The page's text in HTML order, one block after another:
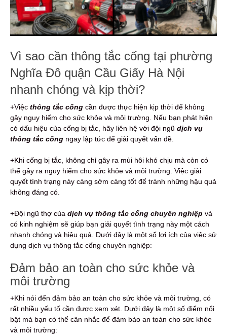
Vì sao cần thông tắc cống tại phường
Nghĩa Đô quận Cầu Giấy Hà Nội
nhanh chóng và kịp thời?
+Việc thông tắc cống cần được thực hiện kịp thời để không
gây nguy hiểm cho sức khỏe và môi trường. Nếu bạn phát hiện
có dấu hiệu của cống bị tắc, hãy liên hệ với đội ngũ dịch vụ
thông tắc cống ngay lập tức để giải quyết vấn đề.
+Khi cống bị tắc, không chỉ gây ra mùi hôi khó chịu mà còn có
thể gây ra nguy hiểm cho sức khỏe và môi trường. Việc giải
quyết tình trạng này càng sớm càng tốt để tránh những hậu quả
không đáng có.
+Đội ngũ thợ của dịch vụ thông tắc cống chuyên nghiệp và
có kinh nghiệm sẽ giúp bạn giải quyết tình trạng này một cách
nhanh chóng và hiệu quả. Dưới đây là một số lợi ích của việc sử
dụng dịch vụ thông tắc cống chuyên nghiệp:
Đảm bảo an toàn cho sức khỏe và
môi trường
+Khi nói đến đảm bảo an toàn cho sức khỏe và môi trường, có
rất nhiều yếu tố cần được xem xét. Dưới đây là một số điểm nổi
bật mà bạn có thể cân nhắc để đảm bảo an toàn cho sức khỏe
và môi trường: